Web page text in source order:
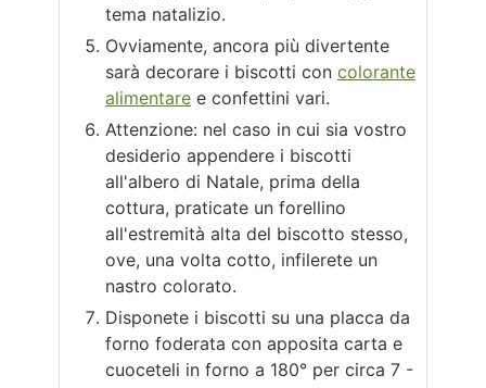
tema natalizio.
Ovviamente, ancora più divertente
sarà decorare i biscotti con colorante
alimentare e confettini vari.
Attenzione: nel caso in cui sia vostro
desiderio appendere i biscotti
all'albero di Natale, prima della
cottura, praticate un forellino
all'estremità alta del biscotto stesso,
ove, una volta cotto, infilerete un
nastro colorato.
Disponete i biscotti su una placca da
forno foderata con apposita carta e
cuoceteli in forno a 180° per circa 7 -